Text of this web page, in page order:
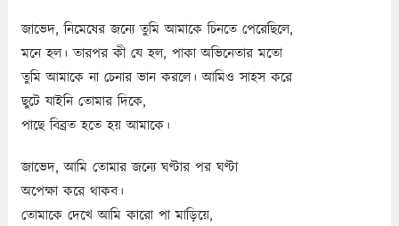
জাভেদ, নিমেষের জন্যে তুমি আমাকে চিনতে পেরেছিলে,
মনে হল। তারপর কী যে হল, পাকা অভিনেতার মতো
তুমি আমাকে না চেনার ভান করলে। আমিও সাহস করে
ছুটে যাইনি তোমার দিকে,
পাছে বিব্রত হতে হয় আমাকে।
জাভেদ, আমি তোমার জন্যে ঘণ্টার পর ঘণ্টা
অপেক্ষা করে থাকব।
তোমাকে দেখে আমি কারো পা মাড়িয়ে,